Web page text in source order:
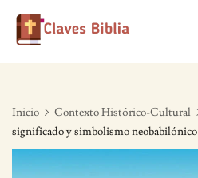
Skip
Inicio Contexto Histórico-Cultural
significado y simbolismo neobabilónico